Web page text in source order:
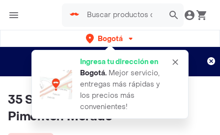
Bogotá
Ingresa tu dirección en
Bogotá. Mejor servicio,
entregas más rápidas y
los precios más
convenientes!
envíos gratis por semanas
Aplican TyC
35 Semillas Orgánicas De
Pimentón Morado